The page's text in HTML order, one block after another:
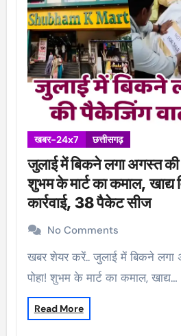
खबर-24x7 छत्तीसगढ़
जुलाई में बिकने लगा अगस्त की
शुभम के मार्ट का कमाल, खाद्य
कार्रवाई, 38 पैकेट सीज
No Comments
खबर शेयर करें.. जुलाई में बिकने लगा अगस्त की पैकेजिंग वाला
पोहा! शुभम के मार्ट का कमाल, खाद्य…
Read More